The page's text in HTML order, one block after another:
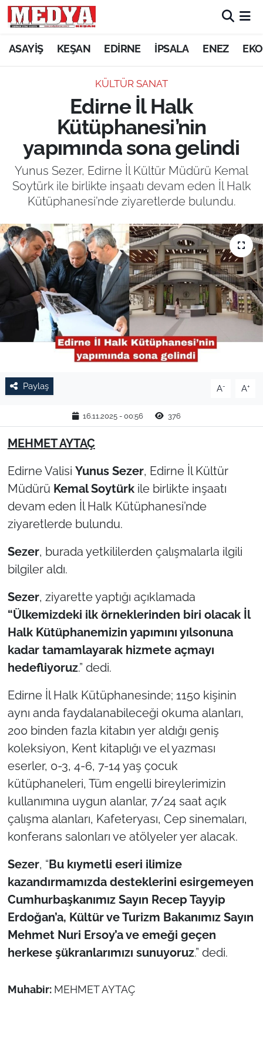
ASAYİŞ KEŞAN EDİRNE İPSALA ENEZ
KÜLTÜR SANAT
Edirne İl Halk
Kütüphanesi’nin
yapımında sona gelindi
Yunus Sezer, Edirne İl Kültür Müdürü Kemal
Soytürk ile birlikte inşaatı devam eden İl Halk
Kütüphanesi’nde ziyaretlerde bulundu.
Paylaş A- A+
16.11.2025 - 00:56 376
MEHMET AYTAÇ
Edirne Valisi Yunus Sezer, Edirne İl Kültür
Müdürü Kemal Soytürkile birlikte inşaatı
devam eden İl Halk Kütüphanesi’nde
ziyaretlerde bulundu.
Sezer, burada yetkililerden çalışmalarla ilgili
bilgiler aldı.
Sezer, ziyarette yaptığı açıklamada
“Ülkemizdeki ilk örneklerinden biri olacak İl
Halk Kütüphanemizin yapımını yılsonuna
kadar tamamlayarak hizmete açmayı
hedefliyoruz.” dedi.
Edirne İl Halk Kütüphanesinde; 1150 kişinin
aynı anda faydalanabileceği okuma alanları,
200 binden fazla kitabın yer aldığı geniş
koleksiyon, Kent kitaplığı ve el yazması
eserler, 0-3, 4-6, 7-14 yaş çocuk
kütüphaneleri, Tüm engelli bireylerimizin
kullanımına uygun alanlar, 7/24 saat açık
çalışma alanları, Kafeteryası, Cep sinemaları,
konferans salonları ve atölyeler yer alacak.
Sezer, “Bu kıymetli eseri ilimize
kazandırmamızda desteklerini esirgemeyen
Cumhurbaşkanımız Sayın Recep Tayyip
Erdoğan’a, Kültür ve Turizm Bakanımız Sayın
Mehmet Nuri Ersoy’a ve emeği geçen
herkese şükranlarımızı sunuyoruz.” dedi.
Muhabir: MEHMET AYTAÇ
KEŞAN
SİYASET
GÜNDEM
EKONOMİ
SAĞLIK
EĞİTİM
TARIM VE HAYVANCILIK
KÜLTÜR SANAT
RESMİ İLAN
SPOR
TEKİRDAĞ
KIRKLARELİ
ÇANAKKALE
TÜRKİYE
Güvenlik
Genel
Politika
Flaş Haber
Dış Haberler
Magazin
Bilim Teknoloji
Canlı Maç
Finans
Genel-A